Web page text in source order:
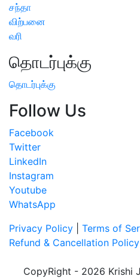
சந்தா
விற்பனை
வரி
தொடர்புக்கு
தொடர்புக்கு
Follow Us
Facebook
Twitter
LinkedIn
Instagram
Youtube
WhatsApp
Privacy Policy
Terms of
Refund & Cancellation Policy
CopyRight - 2026 Krishi